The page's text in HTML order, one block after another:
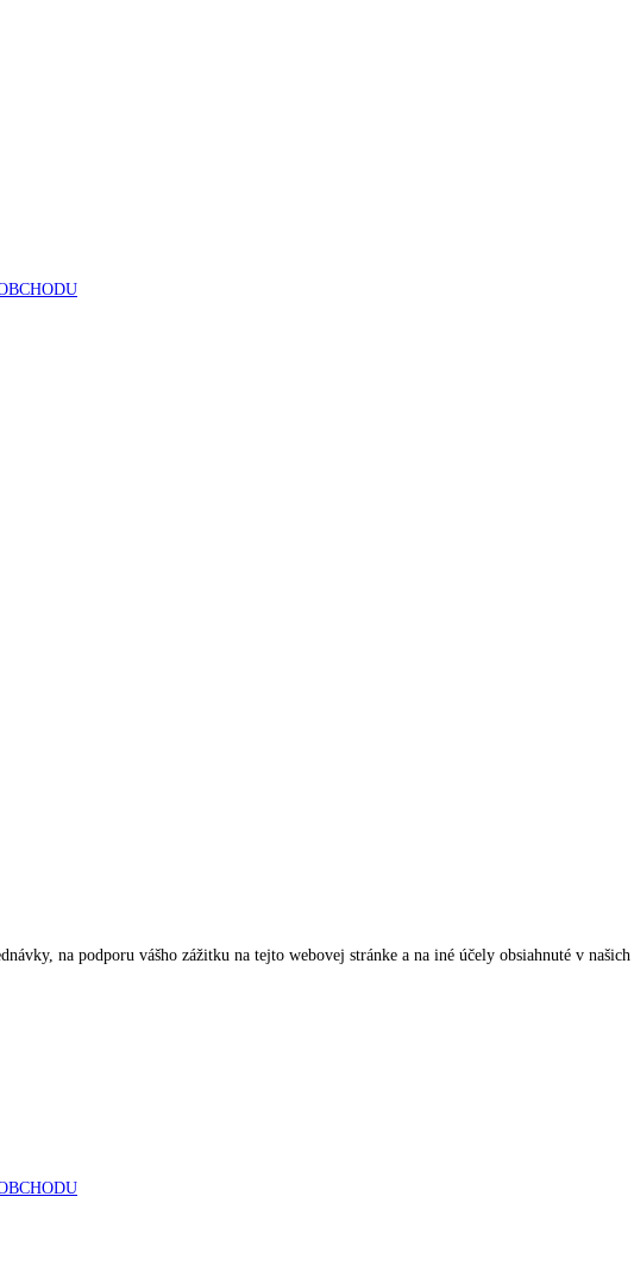
na podporu vášho zážitku na tejto webovej stránke a na iné účely obsiahnuté v našich